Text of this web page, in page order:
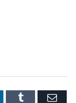
Tumblr Email